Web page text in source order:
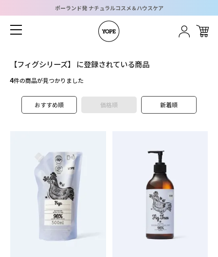
ポーランド発 ナチュラルコスメ＆ハウスケア
Body Kitchen
Gift
WOOD Hair
CONTENT
特集
【フィグシリーズ】 に登録されている商品
4件の商品が見つかりました
おすすめ順 価格順 新着順
ホーム
グループメニュー
ショッピングガイド